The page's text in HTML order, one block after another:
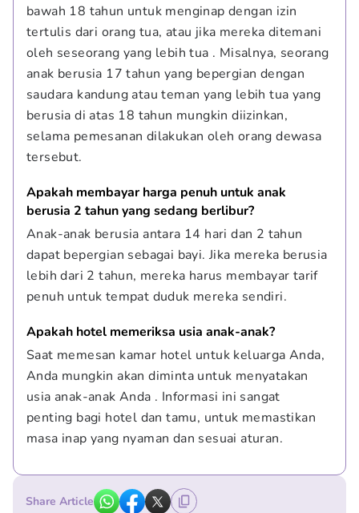
bawah 18 tahun untuk menginap dengan izin
tertulis dari orang tua, atau jika mereka ditemani
oleh seseorang yang lebih tua . Misalnya, seorang
anak berusia 17 tahun yang bepergian dengan
saudara kandung atau teman yang lebih tua yang
berusia di atas 18 tahun mungkin diizinkan,
selama pemesanan dilakukan oleh orang dewasa
tersebut.
Apakah membayar harga penuh untuk anak
berusia 2 tahun yang sedang berlibur?
Anak-anak berusia antara 14 hari dan 2 tahun
dapat bepergian sebagai bayi. Jika mereka berusia
lebih dari 2 tahun, mereka harus membayar tarif
penuh untuk tempat duduk mereka sendiri.
Apakah hotel memeriksa usia anak-anak?
Saat memesan kamar hotel untuk keluarga Anda,
Anda mungkin akan diminta untuk menyatakan
usia anak-anak Anda . Informasi ini sangat
penting bagi hotel dan tamu, untuk memastikan
masa inap yang nyaman dan sesuai aturan.
Share Article